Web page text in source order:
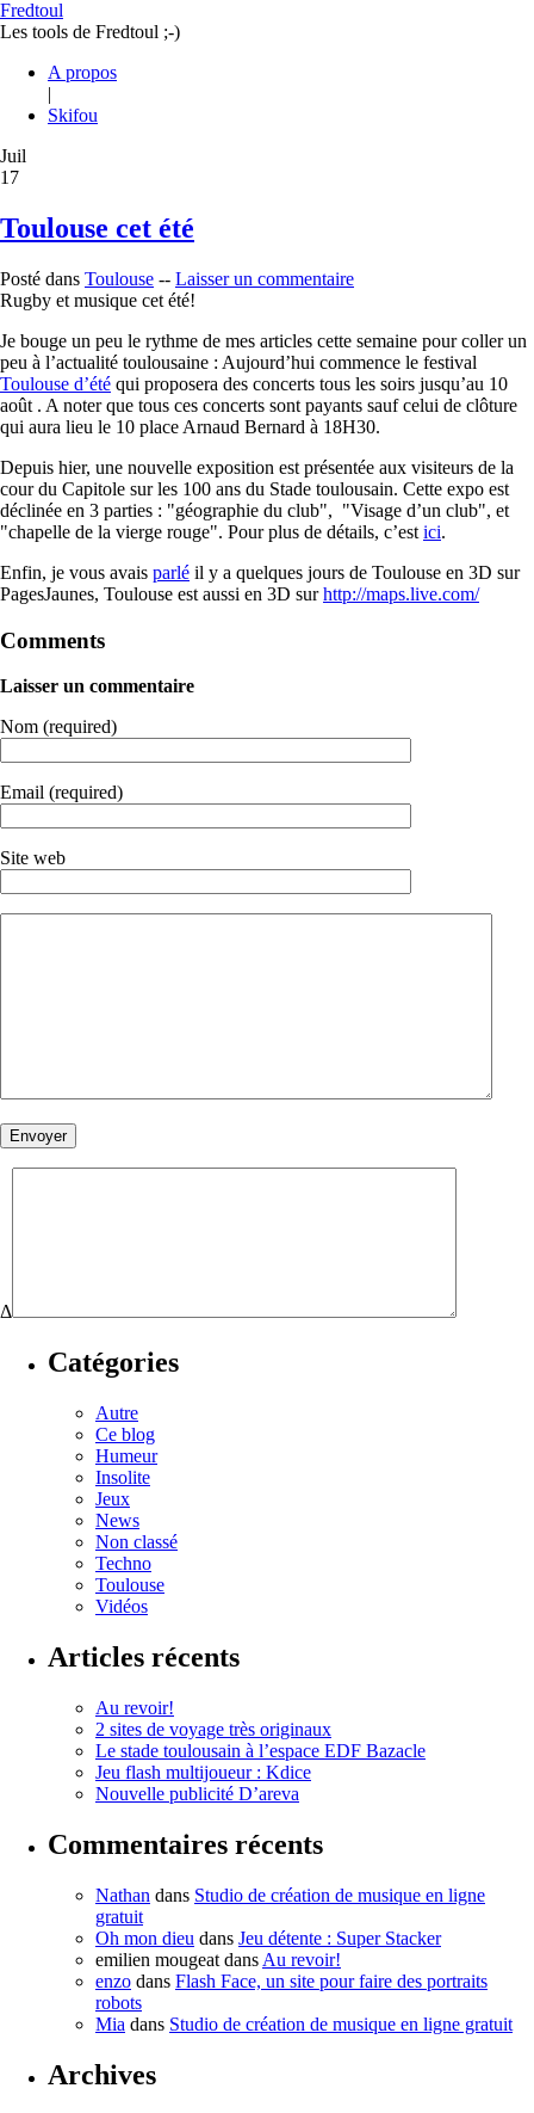
Fredtoul
Les tools de Fredtoul ;-)
A propos
|
Skifou
Juil
17
Toulouse cet été
Posté dans Toulouse -- Laisser un commentaire
Rugby et musique cet été!
Je bouge un peu le rythme de mes articles cette semaine pour coller un
peu à l’actualité toulousaine : Aujourd’hui commence le festival
Toulouse d’été qui proposera des concerts tous les soirs jusqu’au 10
août . A noter que tous ces concerts sont payants sauf celui de clôture
qui aura lieu le 10 place Arnaud Bernard à 18H30.
Depuis hier, une nouvelle exposition est présentée aux visiteurs de la
cour du Capitole sur les 100 ans du Stade toulousain. Cette expo est
déclinée en 3 parties : "géographie du club", "Visage d’un club", et
"chapelle de la vierge rouge". Pour plus de détails, c’est ici.
Enfin, je vous avais parlé il y a quelques jours de Toulouse en 3D sur
PagesJaunes, Toulouse est aussi en 3D surhttp://maps.live.com/
Comments
Laisser un commentaire
Nom (required)
Email (required)
Site web
Δ
Catégories
Autre
Ce blog
Humeur
Insolite
Jeux
News
Non classé
Techno
Toulouse
Vidéos
Articles récents
Au revoir!
2 sites de voyage très originaux
Le stade toulousain à l’espace EDF Bazacle
Jeu flash multijoueur : Kdice
Nouvelle publicité D’areva
Commentaires récents
Nathan dans Studio de création de musique en ligne
gratuit
Oh mon dieu dans Jeu détente : Super Stacker
emilien mougeat dans Au revoir!
enzo dans Flash Face, un site pour faire des portraits
robots
Mia dans Studio de création de musique en ligne gratuit
Archives